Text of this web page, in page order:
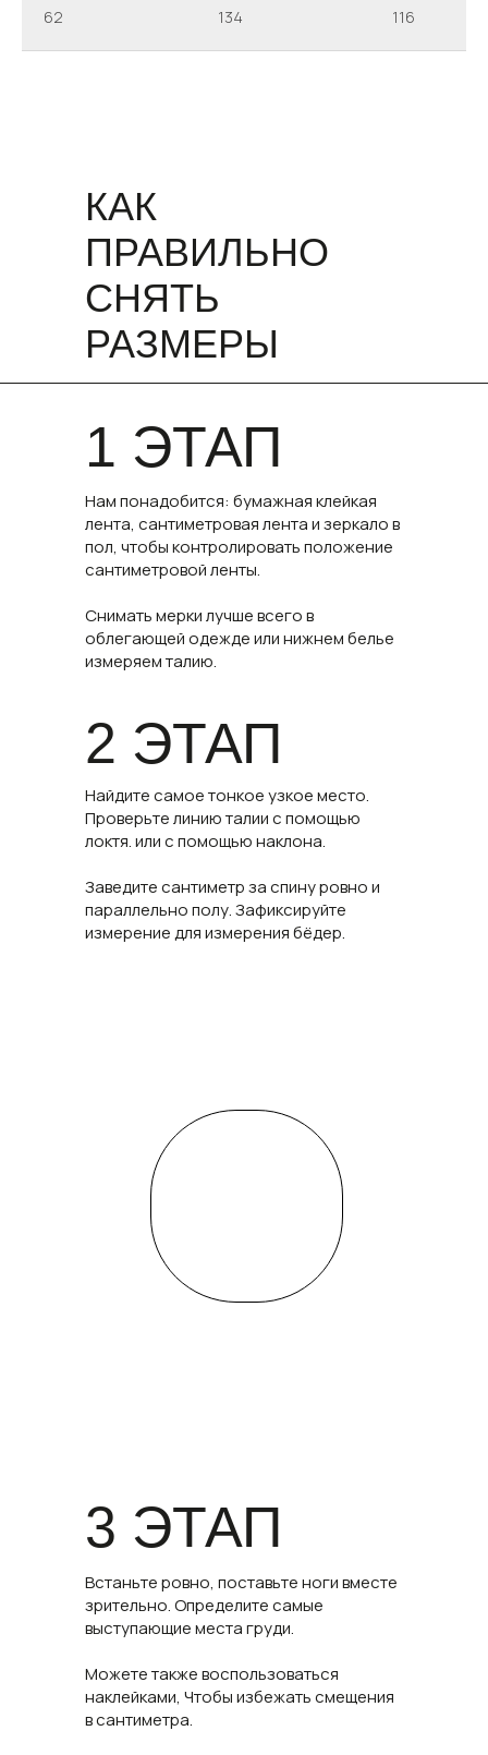
62 134 116
КАК
ПРАВИЛЬНО
СНЯТЬ
РАЗМЕРЫ
1 ЭТАП
2 ЭТАП
3 ЭТАП
Нам понадобится: бумажная клейкая
лента, сантиметровая лента и зеркало в
пол, чтобы контролировать положение
сантиметровой ленты.
Снимать мерки лучше всего в
облегающей одежде или нижнем белье
измеряем талию.
Найдите самое тонкое узкое место.
Проверьте линию талии с помощью
локтя. или с помощью наклона.
Заведите сантиметр за спину ровно и
параллельно полу. Зафиксируйте
измерение для измерения бёдер.
Встаньте ровно, поставьте ноги вместе
зрительно. Определите самые
выступающие места груди.
Можете также воспользоваться
наклейками, Чтобы избежать смещения
в сантиметра.